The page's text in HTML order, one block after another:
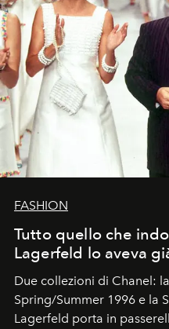
FASHION
Tutto quello che
Lagerfeld lo aveva
Due collezioni di Chanel:
Spring/Summer 1996 e la
Lagerfeld porta in